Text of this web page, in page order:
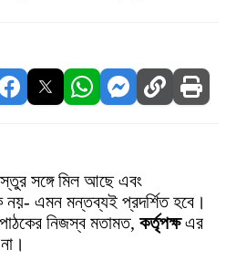
সঙ্গে মিল আছে এবং
এমন মন্তব্যই প্রদর্শিত হবে।
নিজস্ব মতামত, কর্তৃপক্ষএর